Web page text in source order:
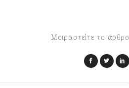
Μοιραστείτε το άρθρο